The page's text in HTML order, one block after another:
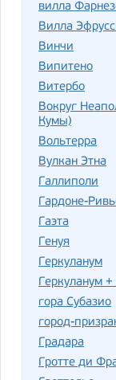
вилла
Вилла
Винчи
Випитено
Витербо
Вокруг
Кумы)
Вольтерра
Вулкан Этна
Галлиполи
Гардоне-
Гаэта
Генуя
Геркуланум
Геркуланум
гора Субазио
город-
Градара
Гротте ди